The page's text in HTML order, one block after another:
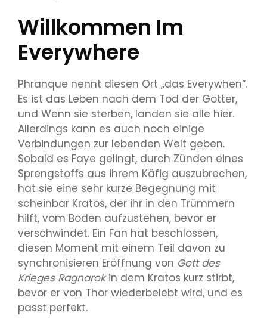
Willkommen Im
Everywhere
Phranque nennt diesen Ort „das Everywhen“.
Es ist das Leben nach dem Tod der Götter,
und Wenn sie sterben, landen sie alle hier.
Allerdings kann es auch noch einige
Verbindungen zur lebenden Welt geben.
Sobald es Faye gelingt, durch Zünden eines
Sprengstoffs aus ihrem Käfig auszubrechen,
hat sie eine sehr kurze Begegnung mit
scheinbar Kratos, der ihr in den Trümmern
hilft, vom Boden aufzustehen, bevor er
verschwindet. Ein Fan hat beschlossen,
diesen Moment mit einem Teil davon zu
synchronisieren Eröffnung von Gott des
Krieges Ragnarokin dem Kratos kurz stirbt,
bevor er von Thor wiederbelebt wird, und es
passt perfekt.